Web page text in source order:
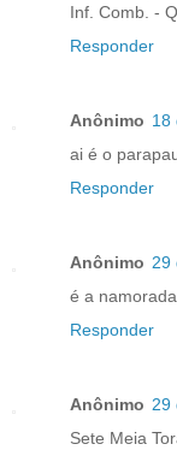
Inf. Comb. -
Responder
Anônimo 18
ai é o
Responder
Anônimo 29
é a namorada
Responder
Anônimo 29
Sete Meia